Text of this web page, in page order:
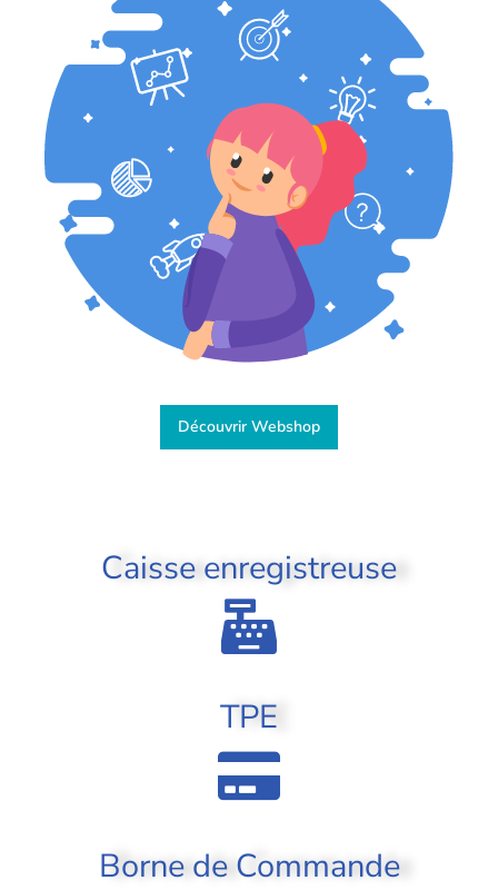
Découvrir Webshop
Caisse enregistreuse
TPE
Borne de Commande